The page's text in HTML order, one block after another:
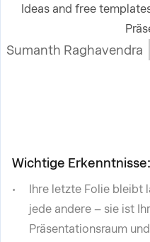
Ideas and free
Sumanth Raghavendra
Wichtige Erkenntnisse:
Ihre letzte Folie bleibt
jede andere – sie ist
Präsentationsraum